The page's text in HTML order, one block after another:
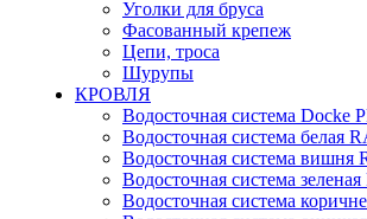
Уголки для бруса
Фасованный крепеж
Цепи, троса
Шурупы
КРОВЛЯ
Водосточная система Docke
Водосточная система белая
Водосточная система вишня
Водосточная система
Водосточная система